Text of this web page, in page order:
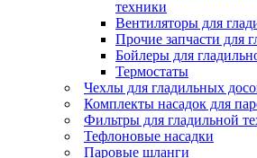
техники
Вентиляторы для
Прочие запчасти для
Бойлеры для
Термостаты
Чехлы для гладильных
Комплекты насадок для
Фильтры для гладильной
Тефлоновые насадки
Паровые шланги